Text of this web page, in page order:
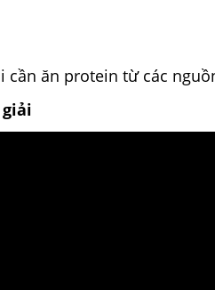
cần ăn protein từ các